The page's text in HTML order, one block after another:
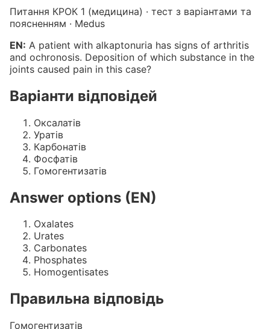
Питання КРОК 1 (медицина) · тест з варіантами та
поясненням · Medus
EN: A patient with alkaptonuria has signs of arthritis
and ochronosis. Deposition of which substance in the
joints caused pain in this case?
Варіанти відповідей
Оксалатiв
Уратiв
Карбонатiв
Фосфатiв
Гомогентизатiв
Answer options (EN)
Oxalates
Urates
Carbonates
Phosphates
Homogentisates
Правильна відповідь
Гомогентизатiв